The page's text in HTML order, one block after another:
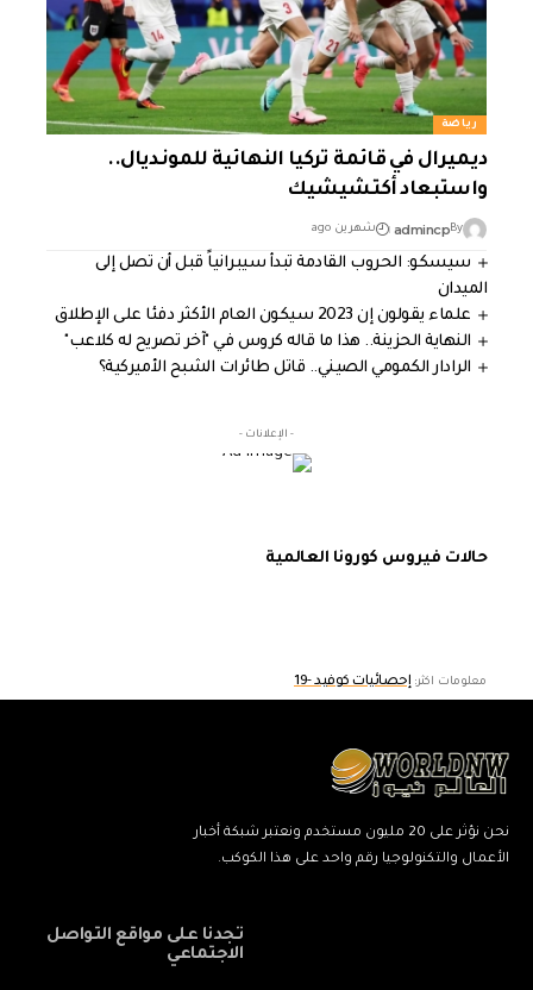
رياضة
ديميرال في قائمة تركيا النهائية للمونديال..
واستبعاد أكتشيشيك
By
admincp شهرين ago
سيسكو: الحروب القادمة تبدأ سيبرانياً قبل أن تصل إلى
الميدان
علماء يقولون إن 2023 سيكون العام الأكثر دفئا على الإطلاق
النهاية الحزينة.. هذا ما قاله كروس في "آخر تصريح له كلاعب"
الرادار الكمومي الصيني.. قاتل طائرات الشبح الأميركية؟
- الإعلانات -
حالات فيروس كورونا العالمية
معلومات اكثر:إحصائيات كوفيد -19
نحن نؤثر على 20 مليون مستخدم ونعتبر شبكة أخبار
الأعمال والتكنولوجيا رقم واحد على هذا الكوكب.
تجدنا على مواقع التواصل
الاجتماعي